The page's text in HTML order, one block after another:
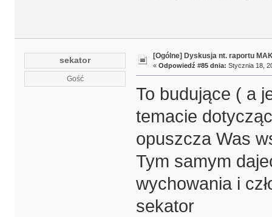
sekator
Gość
[Ogólne] Dyskusja nt. raportu
« Odpowiedź #85 dnia: Stycznia 18,
To budujące ( a
temacie
opuszcza Was
Tym samym
wychowania i
sekator